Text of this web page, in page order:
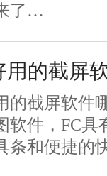
了…
用的截屏
的截屏软件
软件，FC
条和便捷的